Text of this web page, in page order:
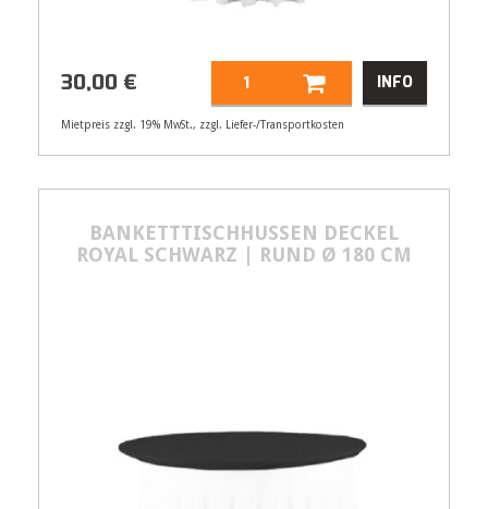
Artikelnummer
21410
30,00 €
30,00 € INFO
Mietpreis zzgl. 19% MwSt., zzgl. Liefer-/Transportkosten
BANKETTTISCHHUSSEN DECKEL
ROYAL SCHWARZ | RUND Ø 180 CM